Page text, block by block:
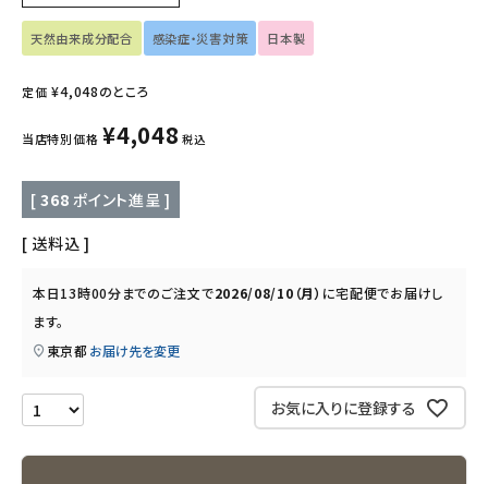
キッチン用品
フード・ドリンク
ブランド
定期購入
オリジナルブランド
ナチュラムーン
エコリュクス
エコメイト
天然由来成分配合 感染症・災害対策 日本製
定価 ¥4,048のところ
当店特別価格 ¥4,048 税込
[ 368 ポイント進呈 ]
送料込
本日13時00分までのご注文で2026/08/10（月） に宅配便でお届けし
ます。
東京都 お届け先を変更
お気に入りに登録する